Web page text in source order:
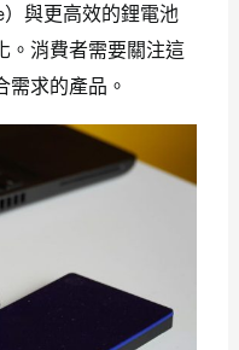
與更高效的鋰電池
。消費者需要關注這
需求的產品。